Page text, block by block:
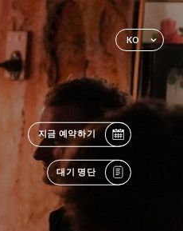
KO
지금 예약하기
대기 명단